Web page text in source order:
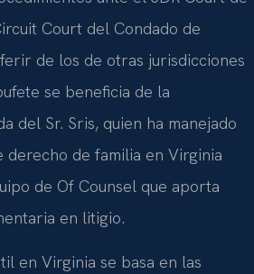
Court del Condado de
de los de otras jurisdicciones
se beneficia de la
del Sr. Sris, quien ha manejado
derecho de familia en Virginia
de Of Counsel que aporta
en litigio.
en Virginia se basa en las